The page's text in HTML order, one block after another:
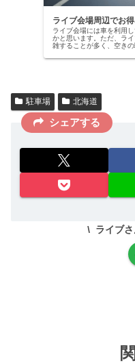
ライブ会場周辺でお
ライブ会場には車を利用
かと思います。ただ、ラ
雑することが多く、空き
ようやく...
駐車場 北海道
シェアする
ライブ